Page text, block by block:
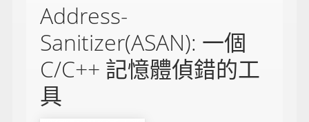
Address-
Sanitizer(ASAN): 一個
C/C++ 記憶體偵錯的工
具